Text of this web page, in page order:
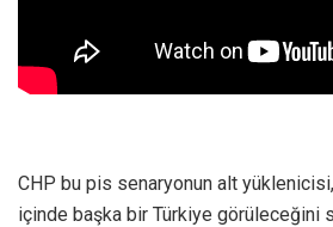
CHP bu pis senaryonun alt yüklenicisi,
içinde başka bir Türkiye görüleceğini